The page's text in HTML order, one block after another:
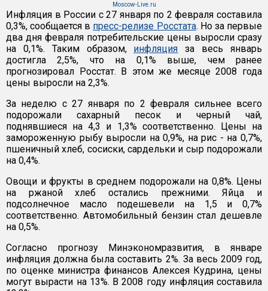
Moscow-Live.ru
Инфляция в России с 27 января по 2 февраля составила
0,3%, сообщается в пресс-релизе Росстата. Но за первые
два дня февраля потребительские цены выросли сразу
на 0,1%. Таким образом, инфляция за весь январь
достигла 2,5%, что на 0,1% выше, чем ранее
прогнозировал Росстат. В этом же месяце 2008 года
цены выросли на 2,3%.
За неделю с 27 января по 2 февраля сильнее всего
подорожали сахарный песок и черный чай,
поднявшиеся на 4,3 и 1,3% соответственно. Цены на
замороженную рыбу выросли на 0,9%, на рис - на 0,7%,
пшеничный хлеб, сосиски, сардельки и сыр подорожали
на 0,4%.
Овощи и фрукты в среднем подорожали на 0,8%. Цены
на ржаной хлеб остались прежними. Яйца и
подсолнечное масло подешевели на 1,5 и 0,7%
соответственно. Автомобильный бензин стал дешевле
на 0,5%.
Согласно прогнозу Минэкономразвития, в январе
инфляция должна была составить 2%. За весь 2009 год,
по оценке министра финансов Алексея Кудрина, цены
могут вырасти на 13%. В 2008 году инфляция составила